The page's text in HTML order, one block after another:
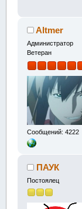
Altmer
Администратор
Ветеран
Сообщений: 4222
ПАУК
Постоялец